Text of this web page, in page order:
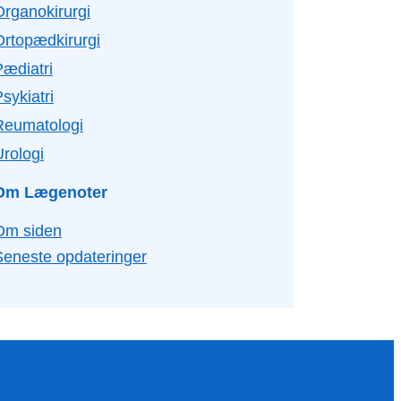
Lægenoter
siden
opdateringer